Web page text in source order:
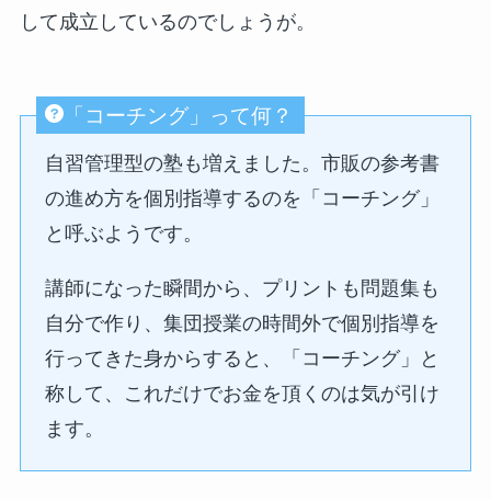
して成立しているのでしょうが。
「コーチング」って何？
自習管理型の塾も増えました。市販の参考書
の進め方を個別指導するのを「コーチング」
と呼ぶようです。
講師になった瞬間から、プリントも問題集も
自分で作り、集団授業の時間外で個別指導を
行ってきた身からすると、「コーチング」と
称して、これだけでお金を頂くのは気が引け
ます。